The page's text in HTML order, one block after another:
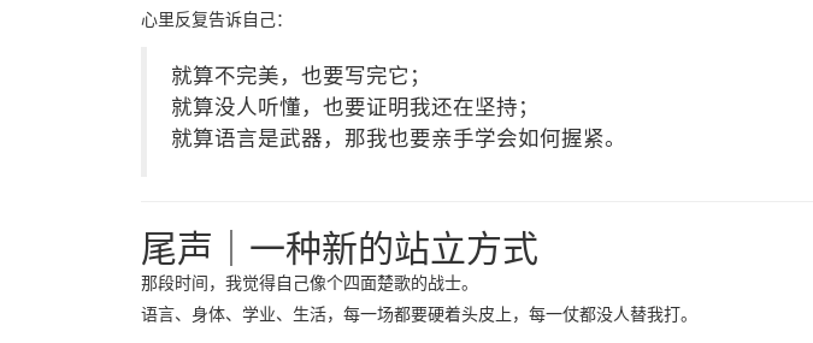
心里反复告诉自己：
就算不完美，也要写完它；
就算没人听懂，也要证明我还在坚持；
就算语言是武器，那我也要亲手学会如何握紧。
尾声｜一种新的站立方式
那段时间，我觉得自己像个四面楚歌的战士。
语言、身体、学业、生活，每一场都要硬着头皮上，每一仗都没人替我打。